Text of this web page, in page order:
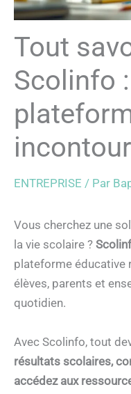
Tout
Scolinfo
ENTREPRISE / Par
Vous cherchez une
la vie scolaire ?
plateforme éducative
élèves, parents et
quotidien.
Avec Scolinfo, tout
résultats scolaires,
accédez aux